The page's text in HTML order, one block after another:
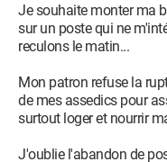
Je souhaite monter ma
sur un poste qui ne
reculons le matin...
Mon patron refuse la
de mes assedics pour
surtout loger et nourrir
J'oublie l'abandon de